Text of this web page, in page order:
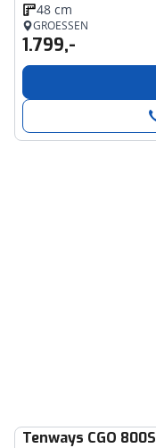
48 cm
GROESSEN
1.799,-
Tenways CGO 800S